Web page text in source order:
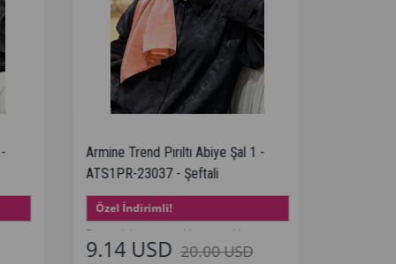
Pırıltı Abiye Şal 1 -
renkleri için tıklayınız
20.00 USD
Armine Trend Alfa Şal - Modal
Kumaş - ATSALF-98 - Yeşil
Bu modelin tüm renkleri için tıklayınız
5.43 USD